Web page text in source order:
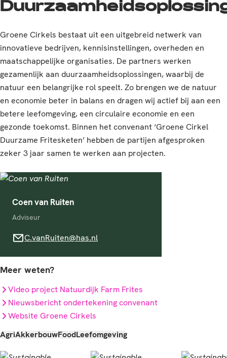
Groene Cirkels bestaat uit een uitgebreid netwerk van
innovatieve bedrijven, kennisinstellingen, overheden en
maatschappelijke organisaties. De partners werken
gezamenlijk aan duurzaamheidsoplossingen, waarbij de
natuur een belangrijke rol speelt. Zo brengen we de natuur
en economie beter in balans en dragen wij actief bij aan een
betere leefomgeving, een circulaire economie en een
gezonde toekomst. Binnen het convenant ‘Groene Cirkel
Duurzame Fritesketen’ hebben de partijen afgesproken
zeker 3 jaar samen te werken aan projecten.
Coen van Ruiten
Adviseur
C.vanRuiten@has.nl
C.vanRuiten@has.nl
Meer weten?
Video project Natuurdijk Farm Frites
Nieuwsbericht ondertekening convenant
Website Groene Cirkels
AgriAkkerbouwFoodLeefomgeving